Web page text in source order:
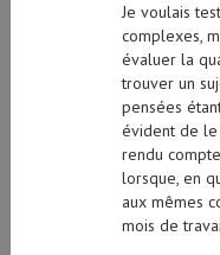
Je voulais
complexes,
évaluer la
trouver un
pensées
évident de le
rendu
lorsque, en
aux mêmes
mois de